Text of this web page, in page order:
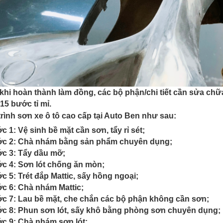
hoàn thành làm đồng, các bộ phận/chi tiết cần sửa
bước tỉ mỉ.
sơn xe ô tô cao cấp tại Auto Ben như sau:
1: Vệ sinh bề mặt cần sơn, tẩy rỉ sét;
2: Chà nhám bằng sản phẩm chuyên dụng;
3: Tẩy dầu mỡ;
4: Sơn lót chống ăn mòn;
5: Trét đắp Mattic, sấy hồng ngoại;
6: Chà nhám Mattic;
7: Lau bề mặt, che chắn các bộ phận không cần sơn;
8: Phun sơn lót, sấy khô bằng phòng sơn chuyên dụng;